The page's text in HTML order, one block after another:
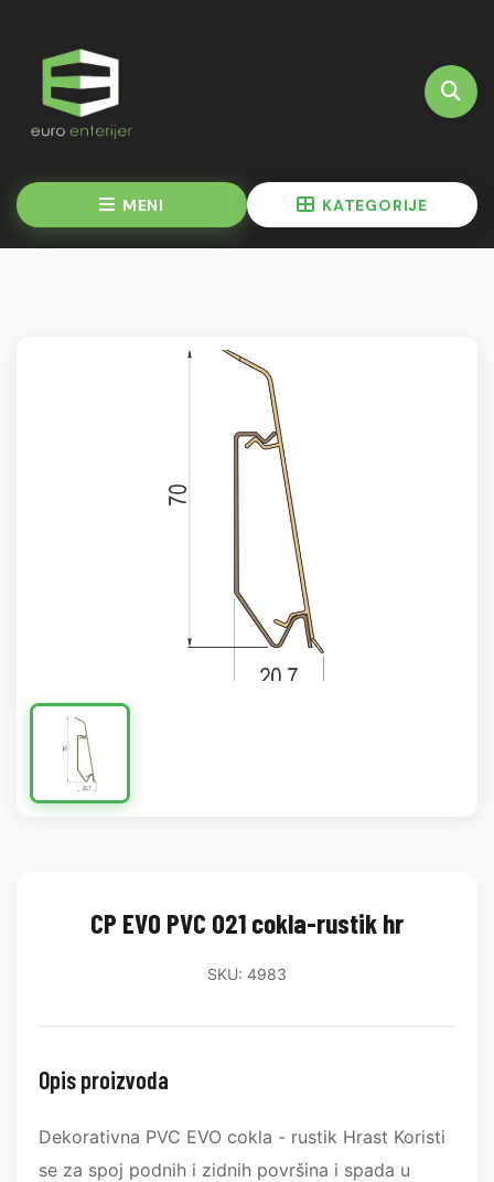
MENI KATEGORIJE
CP EVO PVC 021 cokla-rustik hr
SKU: 4983
Opis proizvoda
Dekorativna PVC EVO cokla - rustik Hrast Koristi
se za spoj podnih i zidnih površina i spada u